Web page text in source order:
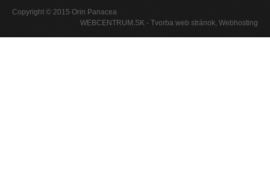
Copyright © 2015 Orin Panacea
WEBCENTRUM.SK - Tvorba web stránok, Webhosting